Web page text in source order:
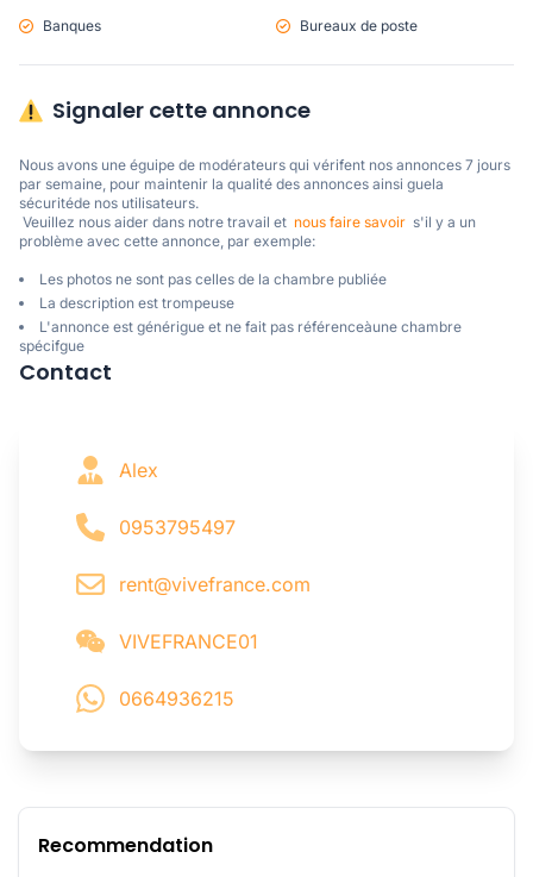
Banques Bureaux de poste
Signaler cette annonce
Nous avons une éguipe de modérateurs qui vérifent nos annonces 7 jours
par semaine, pour maintenir la qualité des annonces ainsi guela
sécuritéde nos utilisateurs.
Veuillez nous aider dans notre travail et nous faire savoir
  s'il y a un
problème avec cette annonce, par exemple:
Les photos ne sont pas celles de la chambre publiée
La description est trompeuse
L'annonce est générigue et ne fait pas référenceàune chambre
spécifgue
Contact
Alex
0953795497
rent@vivefrance.com
VIVEFRANCE01
0664936215
Recommendation